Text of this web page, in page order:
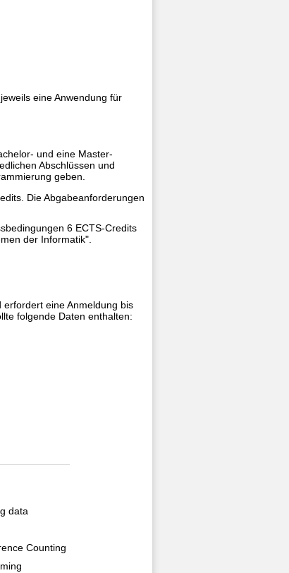
eine Anwendung für
und eine Master-
Abschlüssen und
geben.
Die Abgabeanforderungen
6 ECTS-Credits
der Informatik".
eine Anmeldung bis
folgende Daten enthalten:
data
Counting